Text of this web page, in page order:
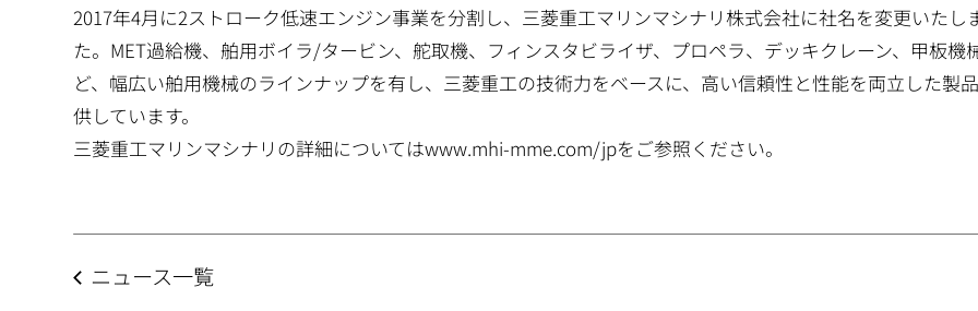
2017年4月に2ストローク低速エンジン事業を分割し、三菱重工マリンマシナリ株式会社に社名を変更いたし
た。MET過給機、舶用ボイラ/タービン、舵取機、フィンスタビライザ、プロペラ、デッキクレーン、甲板機
ど、幅広い舶用機械のラインナップを有し、三菱重工の技術力をベースに、高い信頼性と性能を両立した製
供しています。
三菱重工マリンマシナリの詳細についてはwww.mhi-mme.com/jpをご参照ください。
ニュース一覧